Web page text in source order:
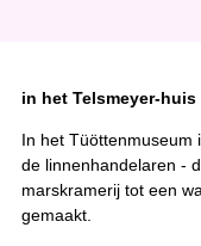
in het Telsmeyer-huis
In het Tüöttenmuseum
de linnenhandelaren -
marskramerij tot een
gemaakt.